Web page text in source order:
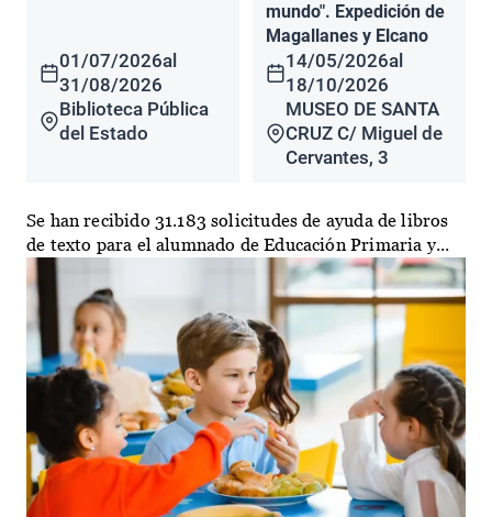
01/07/2026al
31/08/2026
Biblioteca Pública
del Estado
mundo". Expedición de
Magallanes y Elcano
14/05/2026al
18/10/2026
MUSEO DE SANTA
CRUZ C/ Miguel de
Cervantes, 3
Se han recibido 31.183 solicitudes de ayuda de libros
de texto para el alumnado de Educación Primaria y...